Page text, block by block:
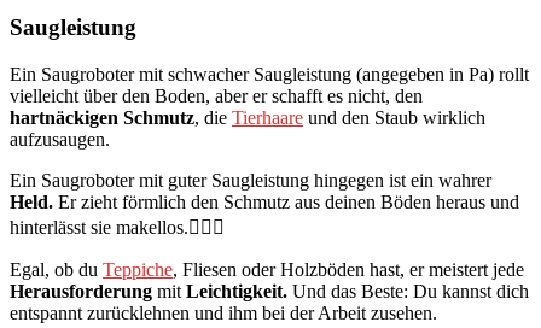
Saugleistung
Ein Saugroboter mit schwacher Saugleistung (angegeben in Pa) rollt
vielleicht über den Boden, aber er schafft es nicht, den
hartnäckigen Schmutz, die Tierhaare und den Staub wirklich
aufzusaugen.
Ein Saugroboter mit guter Saugleistung hingegen ist ein wahrer
Held. Er zieht förmlich den Schmutz aus deinen Böden heraus und
hinterlässt sie makellos.🦸🏻‍♂️
Egal, ob du Teppiche, Fliesen oder Holzböden hast, er meistert jede
Herausforderung mit Leichtigkeit. Und das Beste: Du kannst dich
entspannt zurücklehnen und ihm bei der Arbeit zusehen.